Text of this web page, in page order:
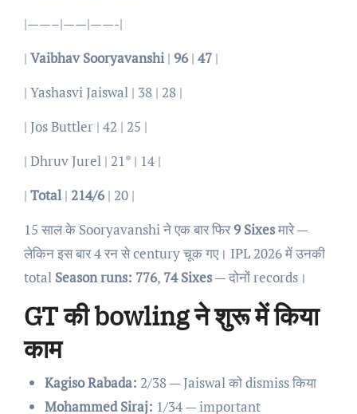
|——–|——|——-|
| Vaibhav Sooryavanshi| 96| 47|
| Yashasvi Jaiswal | 38 | 28 |
| Jos Buttler | 42 | 25 |
| Dhruv Jurel | 21* | 14 |
| Total| 214/6| 20 |
15 साल के Sooryavanshi ने एक बार फिर9 Sixesमारे —
लेकिन इस बार 4 रन से century चूक गए। IPL 2026 में उनकी
total Season runs: 776, 74 Sixes— दोनों records।
GT की bowling ने शुरू में किया
काम
Kagiso Rabada: 2/38 — Jaiswal को dismiss किया
Mohammed Siraj: 1/34 — important